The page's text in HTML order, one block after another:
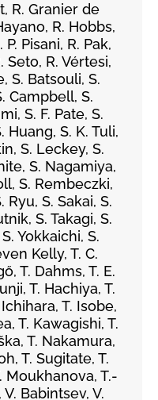
R. Granier de
R. Hobbs,
Pisani, R. Pak,
Seto, R. Vértesi,
S. Batsouli, S.
Campbell, S.
S. F. Pate, S.
Huang, S. K. Tuli,
S. Leckey, S.
S. Nagamiya,
S. Rembeczki,
Ryu, S. Sakai, S.
S. Takagi, S.
Yokkaichi, S.
Kelly, T. C.
T. Dahms, T. E.
T. Hachiya, T.
T. Isobe,
T. Kawagishi, T.
T. Nakamura,
T. Sugitate, T.
Moukhanova, T.-
Babintsev, V.